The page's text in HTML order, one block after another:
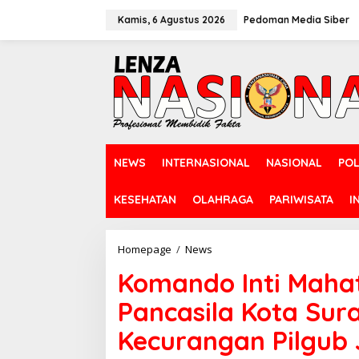
Kamis, 6 Agustus 2026 Pedoman Media Siber
NEWS INTERNASIONAL NASIONAL
KESEHATAN OLAHRAGA PARIWISATA
Homepage / News
m
a
n
d
o
I
Komando Inti
Pancasila Kota
Kecurangan Pilgub